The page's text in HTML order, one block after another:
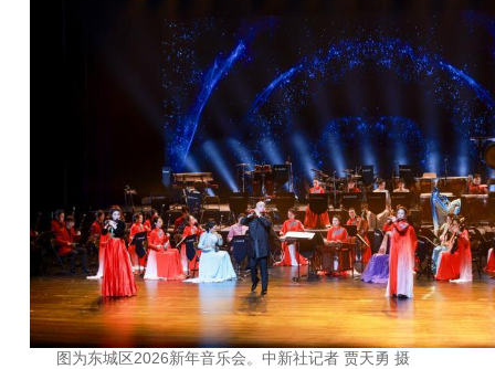
图为东城区2026新年音乐会。中新社记者 贾天勇 摄